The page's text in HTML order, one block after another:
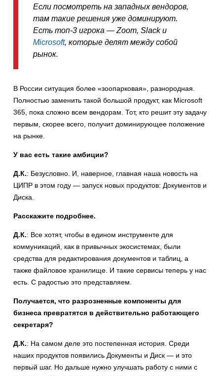
Если посмотреть на западных вендоров,
там такие решения уже доминируют.
Есть топ-3 игрока — Zoom, Slack и
Microsoft, которые делят между собой
рынок.
В России ситуация более «зоопарковая», разнородная.
Полностью заменить такой большой продукт, как Microsoft
365, пока сложно всем вендорам. Тот, кто решит эту задачу
первым, скорее всего, получит доминирующее положение
на рынке.
У вас есть такие амбиции?
Д.К.: Безусловно. И, наверное, главная наша новость на
ЦИПР в этом году — запуск новых продуктов: Документов и
Диска.
Расскажите подробнее.
Д.К.: Все хотят, чтобы в едином инструменте для
коммуникаций, как в привычных экосистемах, были
средства для редактирования документов и таблиц, а
также файловое хранилище. И такие сервисы теперь у нас
есть. С радостью это представляем.
Получается, что разрозненные компоненты для
бизнеса превратятся в действительно работающего
секретаря?
Д.К.: На самом деле это постепенная история. Среди
наших продуктов появились Документы и Диск — и это
первый шаг. Но дальше нужно улучшать работу с ними с